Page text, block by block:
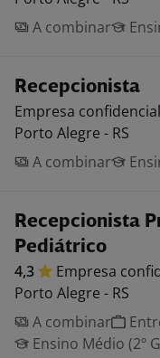
A combinar
Recepcionista
Empresa confidencial
Porto Alegre - RS
A combinar
Recepcionista
Pediátrico
4,3 Empresa
Porto Alegre - RS
A combinar
Ensino Médio (2º